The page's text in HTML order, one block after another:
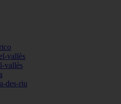
vallès
vallès
des-riu